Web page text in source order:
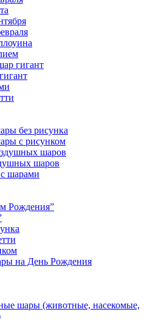
гигант
без рисунка
с рисунком
шаров
шаров
шарами
Рождения”
на День Рождения
шары (животные, насекомые,